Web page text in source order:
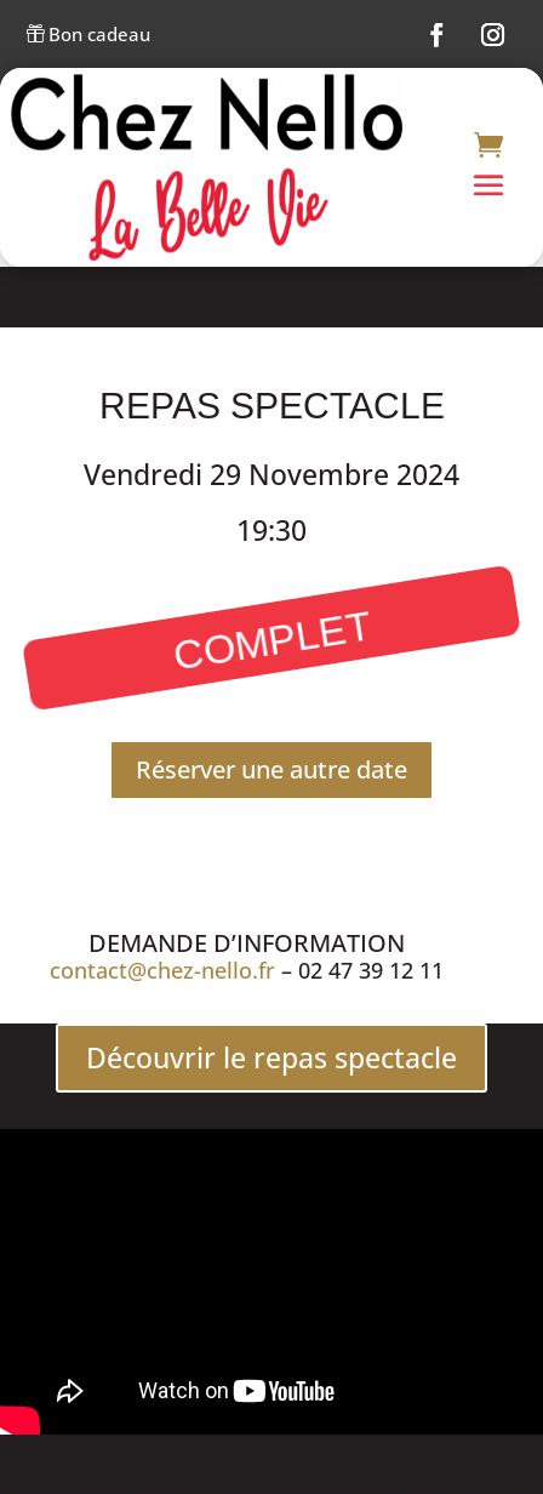
Bon cadeau
REPAS SPECTACLE
Vendredi 29 Novembre 2024
19:30
COMPLET
Réserver une autre date
DEMANDE D’INFORMATION
contact@chez-nello.fr – 02 47 39 12 11
Découvrir le repas spectacle